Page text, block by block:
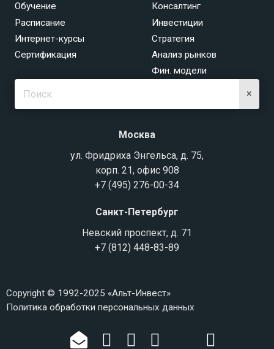
Обучение
Расписание
Интернет-курсы
Сертификация
Консалтинг
Инвестиции
Стратегия
Анализ рынков
Фин. модели
×
Москва
ул. Фридриха Энгельса, д. 75,
корп. 21, офис 908
+7 (495) 276-00-34
Санкт-Петербург
Невский проспект, д. 71
+7 (812) 448-83-89
Copyright © 1992-2025 «Альт-Инвест»
Политика обработки персональных данных